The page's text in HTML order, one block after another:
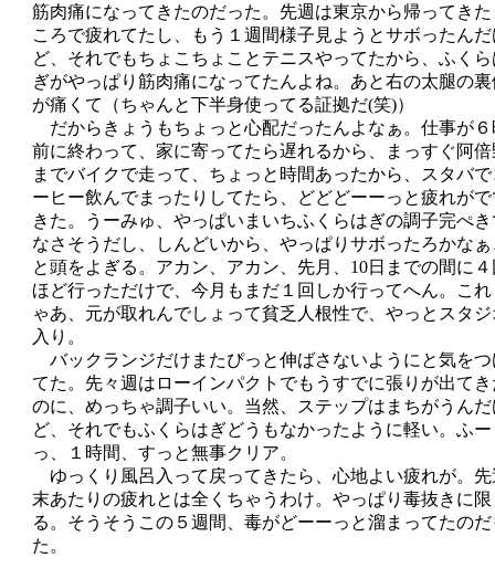
筋肉痛になってきたのだった。先週は東京から帰ってきた
ころで疲れてたし、もう１週間様子見ようとサボったんだ
ど、それでもちょこちょことテニスやってたから、ふくら
ぎがやっぱり筋肉痛になってたんよね。あと右の太腿の裏
が痛くて（ちゃんと下半身使ってる証拠だ(笑)）
だからきょうもちょっと心配だったんよなぁ。仕事が６
前に終わって、家に寄ってたら遅れるから、まっすぐ阿倍
までバイクで走って、ちょっと時間あったから、スタバで
ーヒー飲んでまったりしてたら、どどどーーっと疲れがで
きた。うーみゅ、やっぱいまいちふくらはぎの調子完ぺき
なさそうだし、しんどいから、やっぱりサボったろかなぁ
と頭をよぎる。アカン、アカン、先月、10日までの間に４
ほど行っただけで、今月もまだ１回しか行ってへん。これ
ゃあ、元が取れんでしょって貧乏人根性で、やっとスタジ
入り。
バックランジだけまたぴっと伸ばさないようにと気をつ
てた。先々週はローインパクトでもうすでに張りが出てき
のに、めっちゃ調子いい。当然、ステップはまちがうんだ
ど、それでもふくらはぎどうもなかったように軽い。ふー
っ、１時間、すっと無事クリア。
ゆっくり風呂入って戻ってきたら、心地よい疲れが。先
末あたりの疲れとは全くちゃうわけ。やっぱり毒抜きに限
る。そうそうこの５週間、毒がどーーっと溜まってたのだ
た。